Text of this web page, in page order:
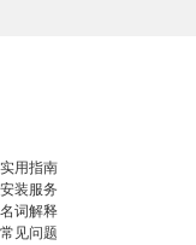
实用指南
安装服务
名词解释
常见问题